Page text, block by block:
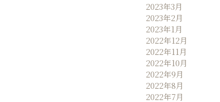
2023年3月
2023年2月
2023年1月
2022年12月
2022年11月
2022年10月
2022年9月
2022年8月
2022年7月